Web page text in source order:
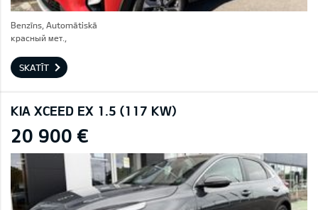
Benzīns, Automātiskā
красный мет.,
SKATĪT
KIA XCEED EX 1.5 (117 KW)
20 900 €